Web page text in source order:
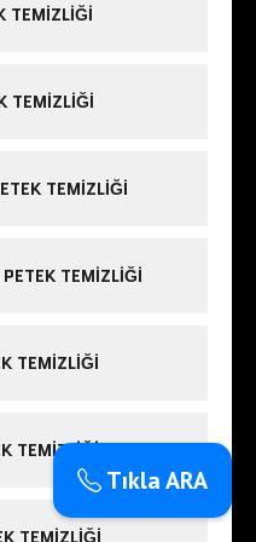
TEMIZLIĞI
TEMIZLIĞI
TEMIZLIĞI
TEMIZLIĞI
TEMIZLIĞI
TEMIZLIĞI
TEMIZLIĞI
Tıkla ARA